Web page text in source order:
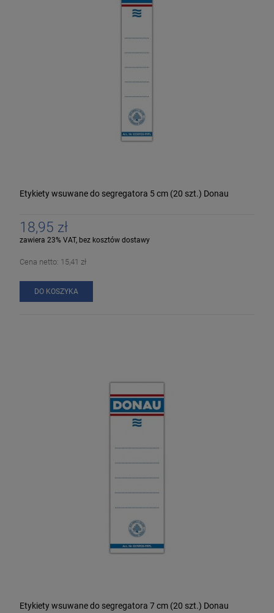
Etykiety wsuwane do segregatora 5 cm (20 szt.) Donau
18,95 zł
zawiera 23% VAT, bez kosztów dostawy
Cena netto: 15,41 zł
DO KOSZYKA
Etykiety wsuwane do segregatora 7 cm (20 szt.) Donau